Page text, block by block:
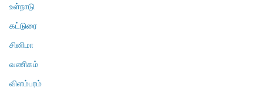
உள்நாடு
கட்டுரை
சினிமா
வணிகம்
விளம்பரம்